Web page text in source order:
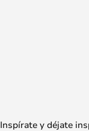
Inspírate y déjate